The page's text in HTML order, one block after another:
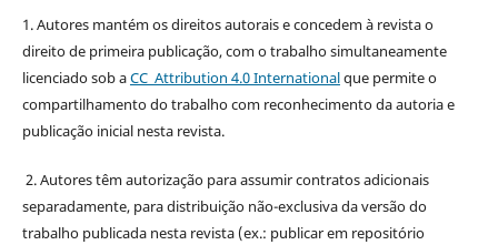
1. Autores mantém os direitos autorais e concedem à revista o
direito de primeira publicação, com o trabalho simultaneamente
licenciado sob aCC Attribution 4.0 Internationalque permite o
compartilhamento do trabalho com reconhecimento da autoria e
publicação inicial nesta revista.
2. Autores têm autorização para assumir contratos adicionais
separadamente, para distribuição não-exclusiva da versão do
trabalho publicada nesta revista (ex.: publicar em repositório